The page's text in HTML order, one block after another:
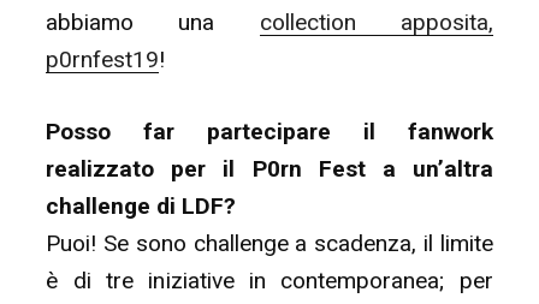
abbiamo una collection apposita,
p0rnfest19!
Posso far partecipare il fanwork
realizzato per il P0rn Fest a un’altra
challenge di LDF?
Puoi! Se sono challenge a scadenza, il limite
è di tre iniziative in contemporanea; per